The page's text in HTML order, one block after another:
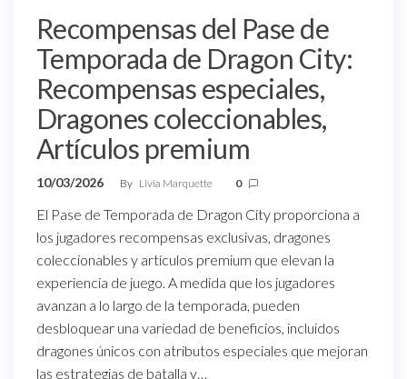
Recompensas del Pase de
Temporada de Dragon City:
Recompensas especiales,
Dragones coleccionables,
Artículos premium
10/03/2026 By Livia Marquette 0
El Pase de Temporada de Dragon City proporciona a
los jugadores recompensas exclusivas, dragones
coleccionables y artículos premium que elevan la
experiencia de juego. A medida que los jugadores
avanzan a lo largo de la temporada, pueden
desbloquear una variedad de beneficios, incluidos
dragones únicos con atributos especiales que mejoran
las estrategias de batalla y…